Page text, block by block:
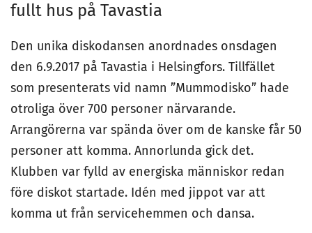
fullt hus på Tavastia
Den unika diskodansen anordnades onsdagen
den 6.9.2017 på Tavastia i Helsingfors. Tillfället
som presenterats vid namn ”Mummodisko” hade
otroliga över 700 personer närvarande.
Arrangörerna var spända över om de kanske får 50
personer att komma. Annorlunda gick det.
Klubben var fylld av energiska människor redan
före diskot startade. Idén med jippot var att
komma ut från servicehemmen och dansa.